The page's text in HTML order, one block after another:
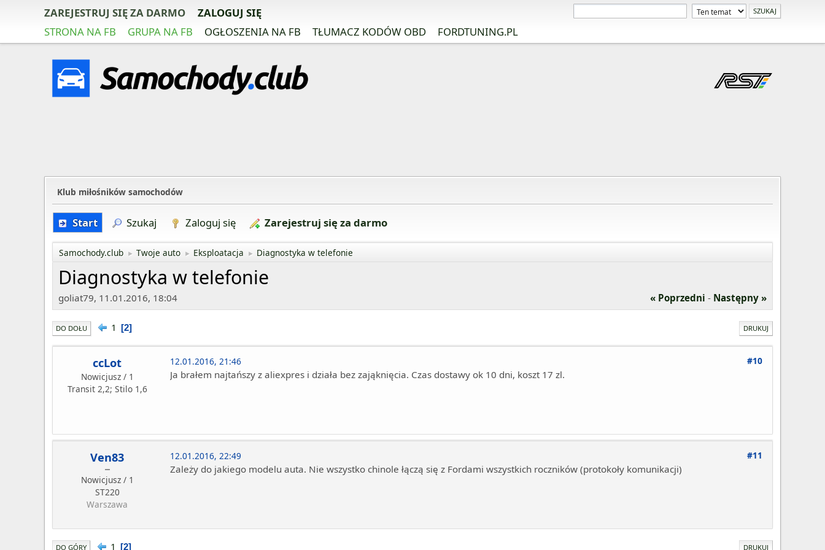
ZAREJESTRUJ SIĘ ZA DARMO
ZALOGUJ SIĘ
STRONA NA FB
GRUPA NA FB OGŁOSZENIA NA FB TŁUMACZ KODÓW OBD FORDTUNING.PL
Klub miłośników samochodów
Start Szukaj Zaloguj się Zarejestruj się za darmo
Samochody.club ► Twoje auto ► Eksploatacja ► Diagnostyka w telefonie
Diagnostyka w telefonie
goliat79, 11.01.2016, 18:04 « Poprzedni - Następny »
DRUKUJ
DO DOŁU 1 2
ccLot
Nowicjusz / 1
Transit 2,2; Stilo 1,6
12.01.2016, 21:46 #10
Ja brałem najtańszy z aliexpres i działa bez zająknięcia. Czas dostawy ok 10 dni, koszt 17 zl.
Ven83
Nowicjusz / 1
ST220
Warszawa
12.01.2016, 22:49 #11
Zależy do jakiego modelu auta. Nie wszystko chinole łączą się z Fordami wszystkich roczników (protokoły komunikacji)
DRUKUJ
DO GÓRY 1 2